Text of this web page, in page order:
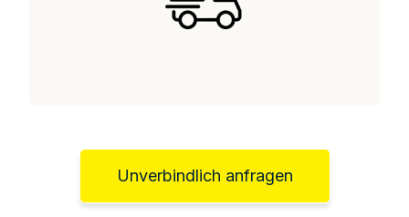
Unverbindlich anfragen